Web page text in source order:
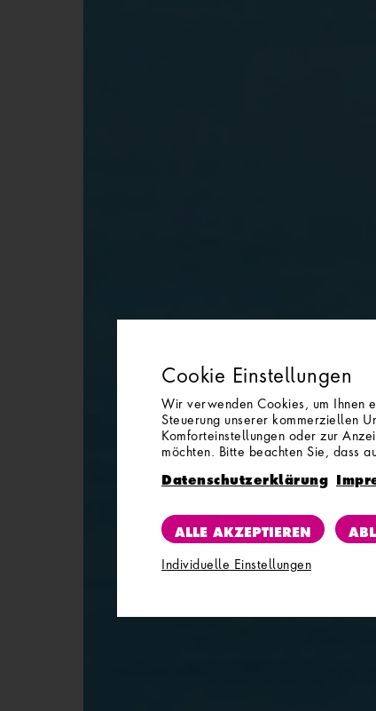
Cookie Einstellungen
Wir verwenden Cookies, um Ihnen
Steuerung unserer kommerziellen
Komforteinstellungen oder zur
möchten. Bitte beachten Sie, dass
Datenschutzerklärung
ALLE AKZEPTIEREN
Individuelle Einstellungen